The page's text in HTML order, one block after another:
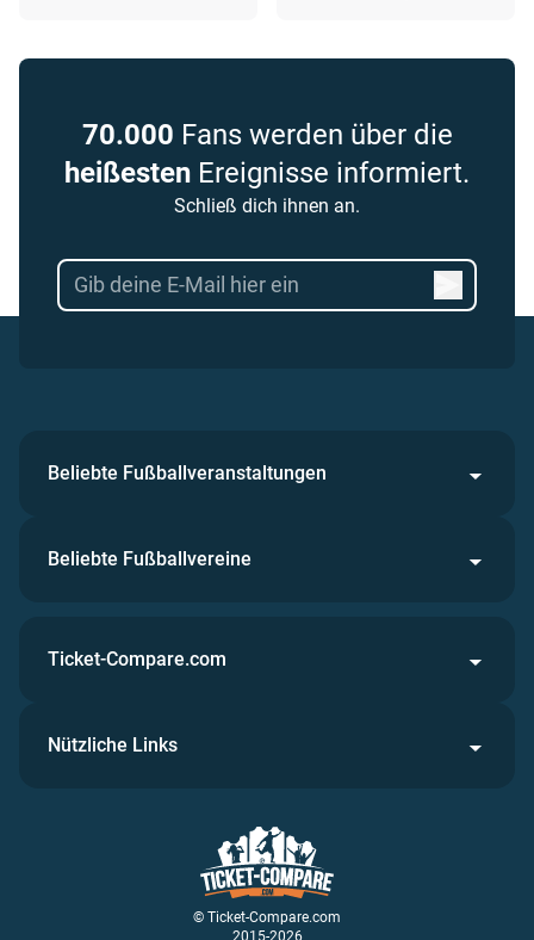
70.000 Fans werden über die
heißesten Ereignisse informiert.
Schließ dich ihnen an.
Beliebte Fußballveranstaltungen
Beliebte Fußballvereine
© Ticket-Compare.com
2015-2026
Ticket-Compare.com
Nützliche Links